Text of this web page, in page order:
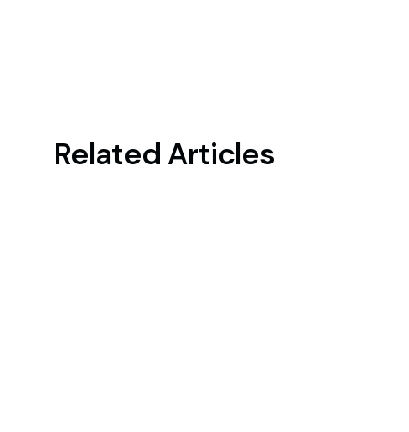
Related Articles